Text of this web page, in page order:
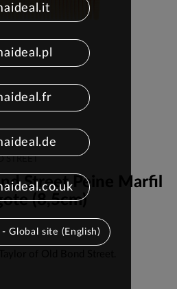
STREET
Street Peine Marfil
(8,5cm)
of Old Bond Street.
Global site (English)